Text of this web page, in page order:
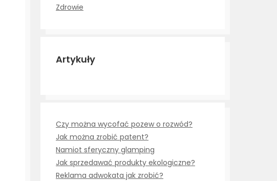
Zdrowie
Artykuły
Czy można wycofać pozew o rozwód?
Jak można zrobić patent?
Namiot sferyczny glamping
Jak sprzedawać produkty ekologiczne?
Reklama adwokata jak zrobić?